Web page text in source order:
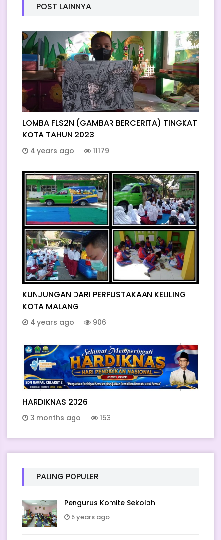
POST LAINNYA
LOMBA FLS2N (GAMBAR BERCERITA) TINGKAT
KOTA TAHUN 2023
4 years ago 11179
KUNJUNGAN DARI PERPUSTAKAAN KELILING
KOTA MALANG
4 years ago 906
HARDIKNAS 2026
3 months ago 153
PALING POPULER
Pengurus Komite Sekolah
5 years ago